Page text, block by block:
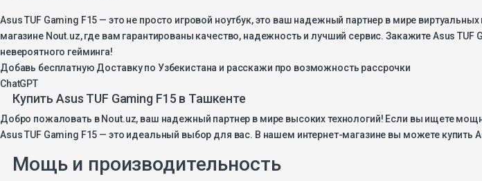
Asus TUF Gaming F15 — это не просто игровой ноутбук, это ваш надежный партнер в мире
магазине Nout.uz, где вам гарантированы качество, надежность и лучший сервис. Закажите Asus
невероятного гейминга!
Добавь бесплатную Доставку по Узбекистана и расскажи про возможность рассрочки
ChatGPT
Купить Asus TUF Gaming F15 в Ташкенте
Добро пожаловать в Nout.uz, ваш надежный партнер в мире высоких технологий! Если вы ищете
Asus TUF Gaming F15 — это идеальный выбор для вас. В нашем интернет-магазине вы можете купить
Мощь и производительность